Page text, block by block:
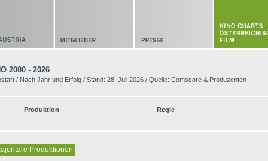
2000 - 2026
/ Nach Jahr und Erfolg / Stand: 28. Juli 2026 / Quelle: Comscore & Produzenten
Produktion Regie
Produktionen